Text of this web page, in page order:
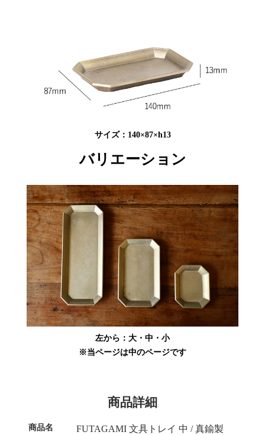
サイズ：140×87×h13
バリエーション
左から：大・中・小
※当ページは中のページです
商品詳細
商品名 FUTAGAMI 文具トレイ 中 / 真鍮製